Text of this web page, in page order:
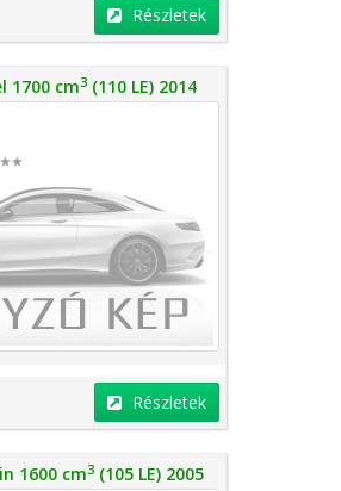
Részletek
1700 cm3(110 LE) 2014
Részletek
1600 cm3 (105 LE) 2005